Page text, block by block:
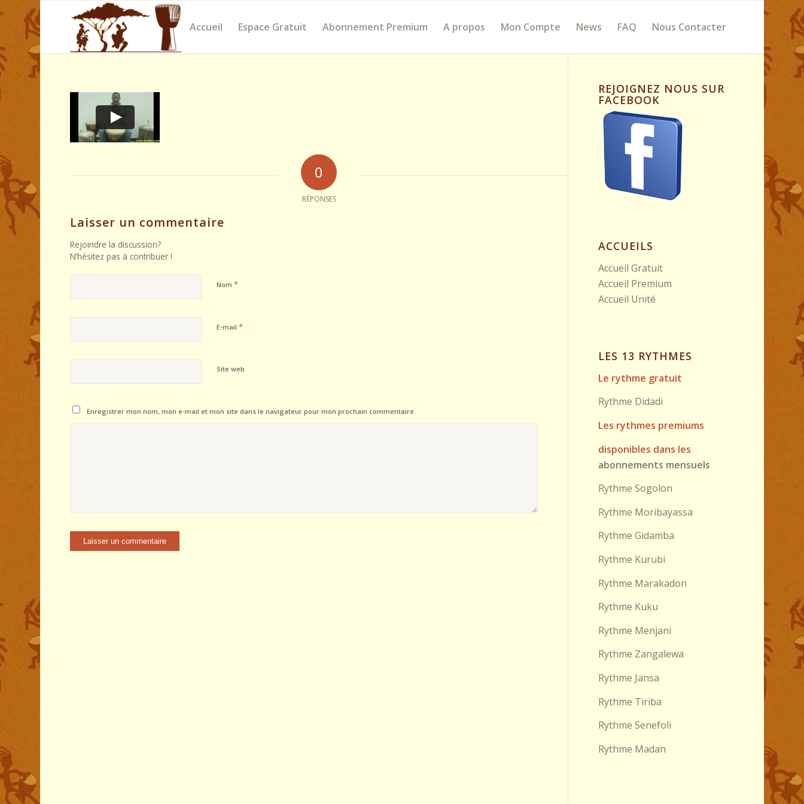
Accueil Espace Gratuit Abonnement Premium A propos Mon Compte News FAQ Nous Contacter
0
RÉPONSES
Laisser un commentaire
Rejoindre la discussion?
N’hésitez pas à contribuer !
Nom*
E-mail*
Site web
Enregistrer mon nom, mon e-mail et mon site dans le navigateur pour mon prochain commentaire.
REJOIGNEZ NOUS SUR
FACEBOOK
ACCUEILS
Accueil Gratuit
Accueil Premium
Accueil Unité
LES 13 RYTHMES
Le rythme gratuit
Rythme Didadi
Les rythmes premiums
disponibles dans les
abonnements mensuels
Rythme Sogolon
Rythme Moribayassa
Rythme Gidamba
Rythme Kurubi
Rythme Marakadon
Rythme Kuku
Rythme Menjani
Rythme Zangalewa
Rythme Jansa
Rythme Tiriba
Rythme Senefoli
Rythme Madan